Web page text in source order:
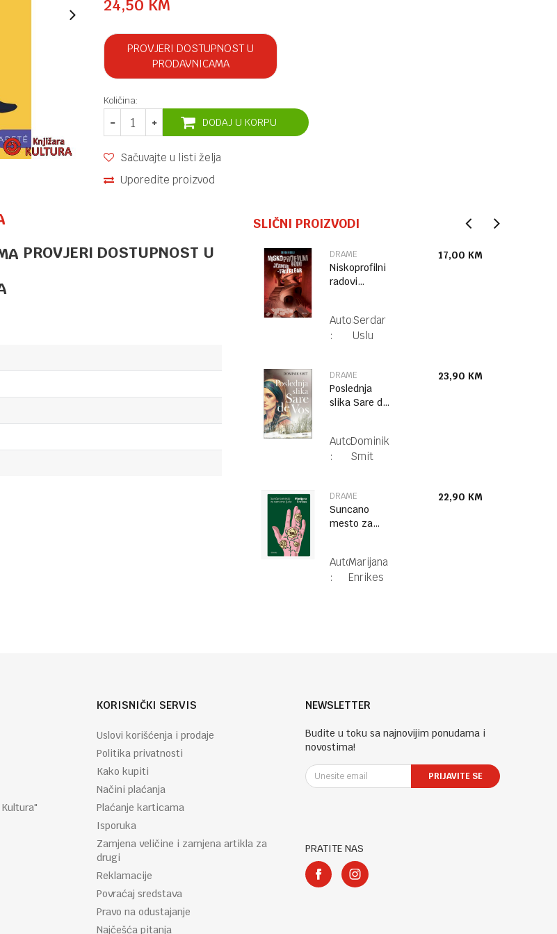
24,50 KM
PROVJERI DOSTUPNOST U
PRODAVNICAMA
Količina:
DODAJ U KORPU
Sačuvajte u listi želja
Uporedite proizvod
PROVJERI DOSTUPNOST U
SLIČNI PROIZVODI
DRAME 26,30 DRAME
Niskoprofilni
radovi
Autor
:
Serdar
Uslu
17,00 KM
DRAME
Poslednja
slika Sare de
Autor
:
Dominik
Smit
23,90 KM
DRAME
Suncano
mesto za
Autor
:
Marijana
Enrikes
22,90 KM
KORISNIČKI SERVIS
Uslovi korišćenja i prodaje
Politika privatnosti
Kako kupiti
Načini plaćanja
Plaćanje karticama
Isporuka
Zamjena veličine i zamjena artikla za
drugi
Reklamacije
Povraćaj sredstava
Pravo na odustajanje
Najčešća pitanja
NEWSLETTER
Budite u toku sa najnovijim ponudama i
novostima!
PRIJAVITE SE
PRATITE NAS